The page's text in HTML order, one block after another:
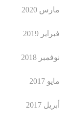
مارس 2020
فبراير 2019
نوفمبر 2018
مايو 2017
أبريل 2017